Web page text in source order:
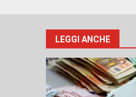
LEGGI ANCHE